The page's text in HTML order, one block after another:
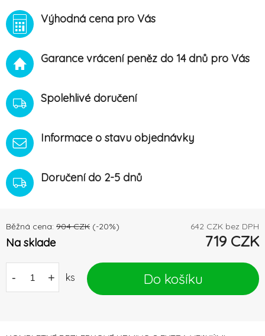
Běžná cena: 904 CZK (-20%) 642 CZK bez DPH
Na sklade 719 CZK
- + ks Do košíku
Výhodná cena pro Vás
Garance vrácení peněz do 14 dnů pro Vás
Spolehlivé doručení
Informace o stavu objednávky
Doručení do 2-5 dnů